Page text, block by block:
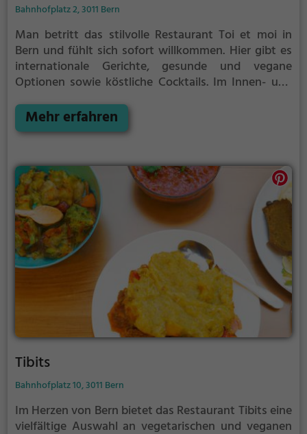
Bahnhofplatz 2, 3011 Bern
Man betritt das stilvolle Restaurant Toi et moi in
Bern und fühlt sich sofort willkommen. Hier gibt es
internationale Gerichte, gesunde und vegane
Optionen sowie köstliche Cocktails. Im Innen- und
Speisen und Getränken genießen. Egal ob man sich
für ein ausgedehntes Frühstück oder einen
Gaumen verwöhnt. Toi et moi bietet für jeden
Geschmack das passende Angebot – ein Ort, um
sich kulinarisch zu verwöhnen und gemütlich
zusammen zu sein.
Mehr erfahren
Tibits
Bahnhofplatz 10, 3011 Bern
Im Herzen von Bern bietet das Restaurant Tibits eine
vielfältige Auswahl an vegetarischen und veganen